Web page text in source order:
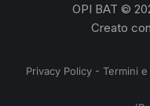
OPI BAT ©
Creato con
Privacy Policy - Termini